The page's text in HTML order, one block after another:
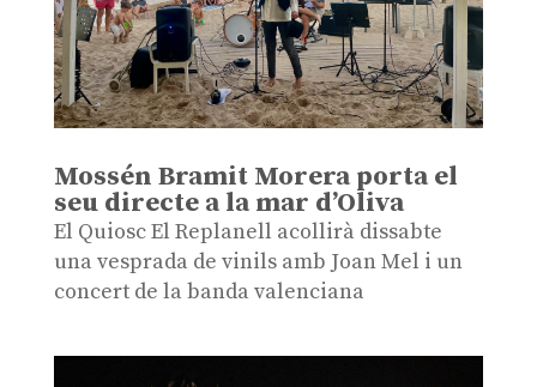
Mossén Bramit Morera porta el
seu directe a la mar d’Oliva
El Quiosc El Replanell acollirà dissabte
una vesprada de vinils amb Joan Mel i un
concert de la banda valenciana